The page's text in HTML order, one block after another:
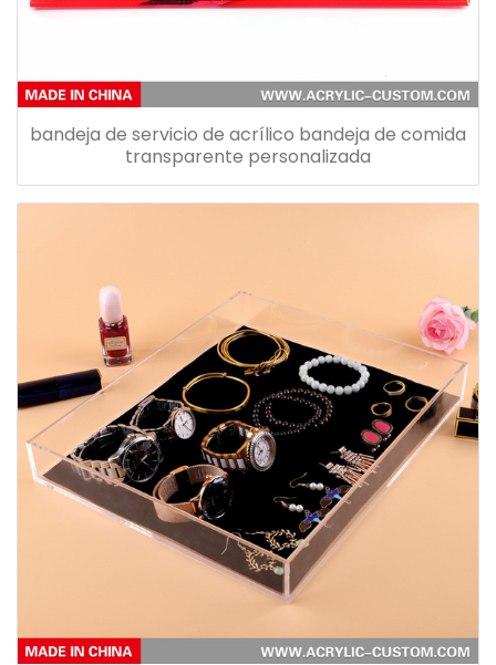
bandeja de servicio de acrílico bandeja de comida
transparente personalizada